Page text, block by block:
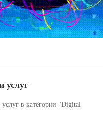
услуг
в категории "Digital